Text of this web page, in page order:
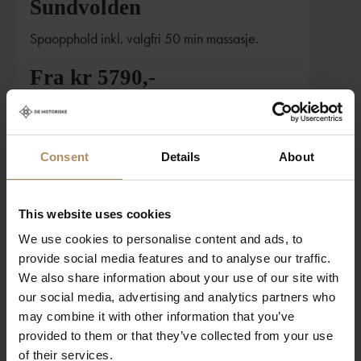
Consent Details About
This website uses cookies
We use cookies to personalise content and ads, to
provide social media features and to analyse our traffic.
We also share information about your use of our site with
our social media, advertising and analytics partners who
may combine it with other information that you’ve
provided to them or that they’ve collected from your use
of their services.
Sundvolden
Spaopphold inkl. valgfri 50 min massasje.
Fra kr 5790,-
spabehandling